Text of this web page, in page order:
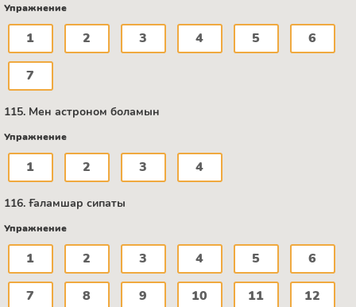
Упражнение
1 2 3 4 5 6
7
115. Мен астроном боламын
Упражнение
1 2 3 4
116. Ғаламшар сипаты
Упражнение
1 2 3 4 5 6
7 8 9 10 11 12